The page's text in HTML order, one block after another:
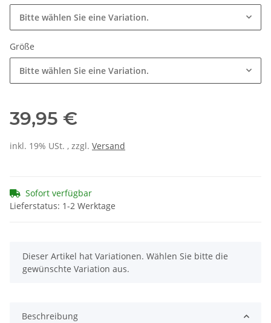
Bitte wählen Sie eine Variation.
Größe
Bitte wählen Sie eine Variation.
39,95 €
inkl. 19% USt. , zzgl. Versand
Sofort verfügbar
Lieferstatus: 1-2 Werktage
x
Dieser Artikel hat Variationen. Wählen Sie bitte die
gewünschte Variation aus.
Beschreibung